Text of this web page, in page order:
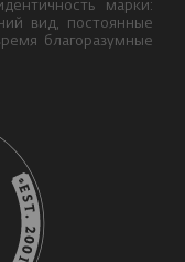
марки:
вид, постоянные
благоразумные